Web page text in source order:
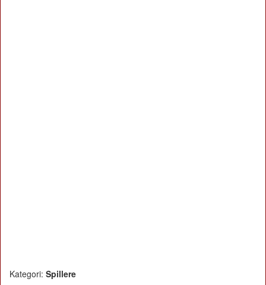
Kategori: Spillere